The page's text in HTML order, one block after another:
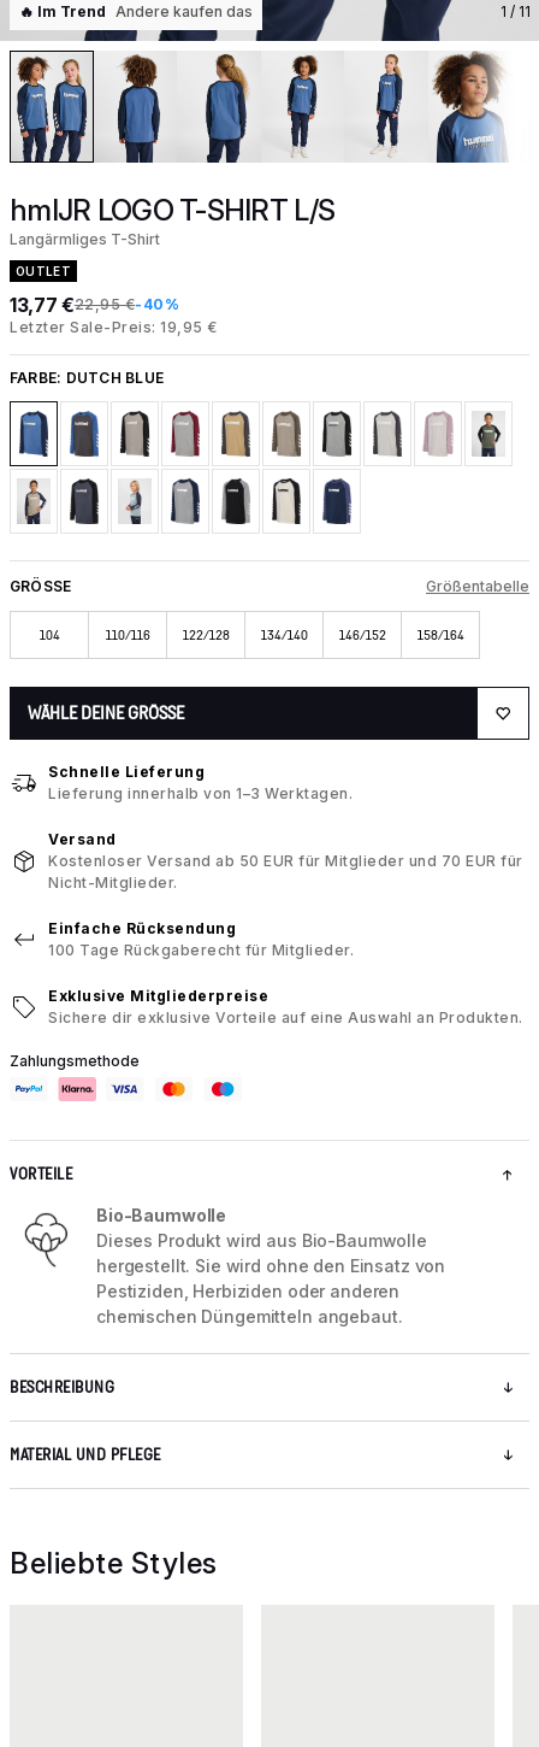
🔥 Im Trend Andere kaufen das 1 / 11
hmlJR LOGO T-SHIRT L/S
Langärmliges T-Shirt
OUTLET
13,77 €22,95 €-40%
Letzter Sale-Preis: 19,95 €
FARBE: DUTCH BLUE
GRÖSSE Größentabelle
104 110/116 122/128 134/140 146/152 158/164
WÄHLE DEINE GRÖSSE
Schnelle Lieferung
Lieferung innerhalb von 1–3 Werktagen.
Versand
Kostenloser Versand ab 50 EUR für Mitglieder und 70 EUR für
Nicht-Mitglieder.
Einfache Rücksendung
100 Tage Rückgaberecht für Mitglieder.
Exklusive Mitgliederpreise
Sichere dir exklusive Vorteile auf eine Auswahl an Produkten.
Zahlungsmethode
VORTEILE
Bio-Baumwolle
Dieses Produkt wird aus Bio-Baumwolle
hergestellt. Sie wird ohne den Einsatz von
Pestiziden, Herbiziden oder anderen
chemischen Düngemitteln angebaut.
BESCHREIBUNG
MATERIAL UND PFLEGE
Beliebte Styles